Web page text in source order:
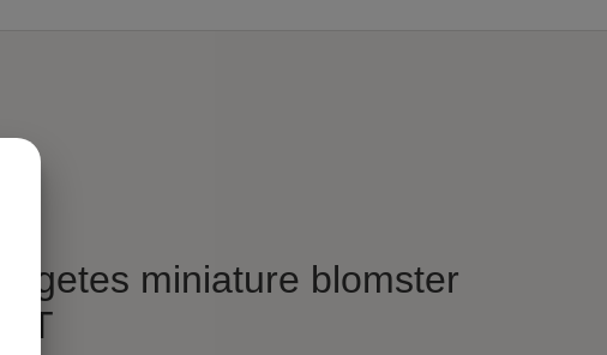
Tagetes miniature blomster
KIT